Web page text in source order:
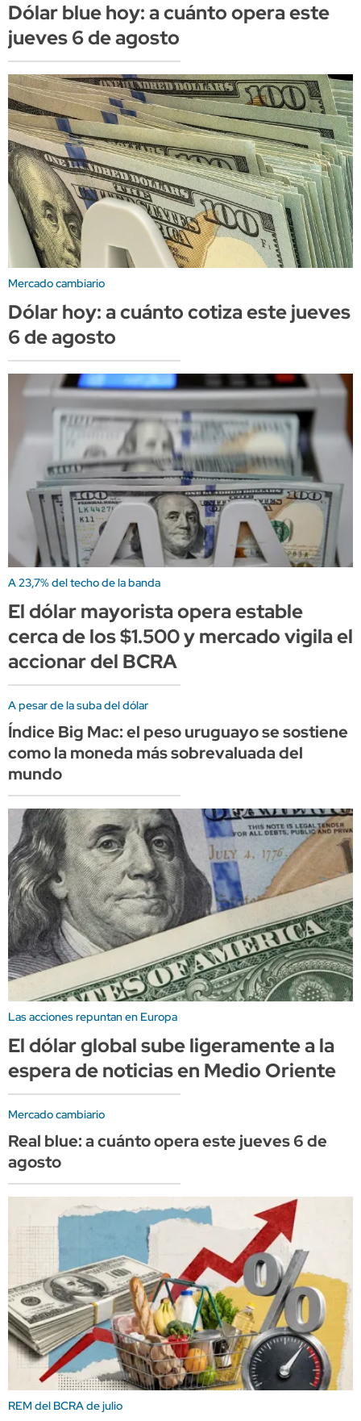
Dólar blue hoy: a cuánto opera este
jueves 6 de agosto
Mercado cambiario
Dólar hoy: a cuánto cotiza este jueves
6 de agosto
A 23,7% del techo de la banda
El dólar mayorista opera estable
cerca de los $1.500 y mercado vigila el
accionar del BCRA
A pesar de la suba del dólar
Índice Big Mac: el peso uruguayo se sostiene
como la moneda más sobrevaluada del
mundo
Las acciones repuntan en Europa
El dólar global sube ligeramente a la
espera de noticias en Medio Oriente
Mercado cambiario
Real blue: a cuánto opera este jueves 6 de
agosto
REM del BCRA de julio